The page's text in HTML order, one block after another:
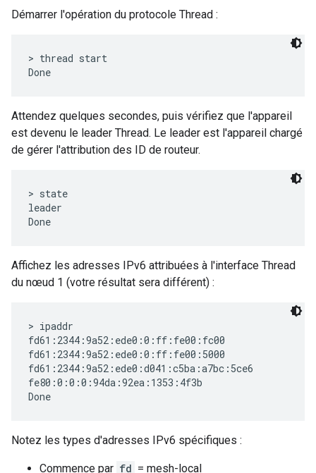
Démarrer l'opération du protocole Thread :
> thread start
Attendez quelques secondes, puis vérifiez que l'appareil
est devenu le leader Thread. Le leader est l'appareil chargé
de gérer l'attribution des ID de routeur.
> state
leader
Affichez les adresses IPv6 attribuées à l'interface Thread
du nœud 1 (votre résultat sera différent) :
> ipaddr
fd61:2344:9a52:ede0:0:ff:fe00:fc00
fd61:2344:9a52:ede0:0:ff:fe00:5000
fd61:2344:9a52:ede0:d041:c5ba:a7bc:5ce6
fe80:0:0:0:94da:92ea:1353:4f3b
Notez les types d'adresses IPv6 spécifiques :
Commence par fd = mesh-local